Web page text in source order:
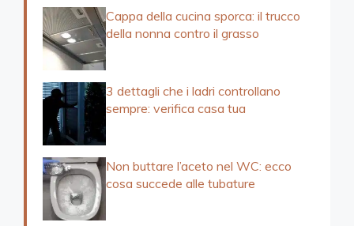
Cappa della cucina sporca: il trucco
della nonna contro il grasso
3 dettagli che i ladri controllano
sempre: verifica casa tua
Non buttare l’aceto nel WC: ecco
cosa succede alle tubature